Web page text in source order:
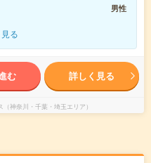
男性
る
む 詳しく見る
神奈川・千葉・埼玉エリア）